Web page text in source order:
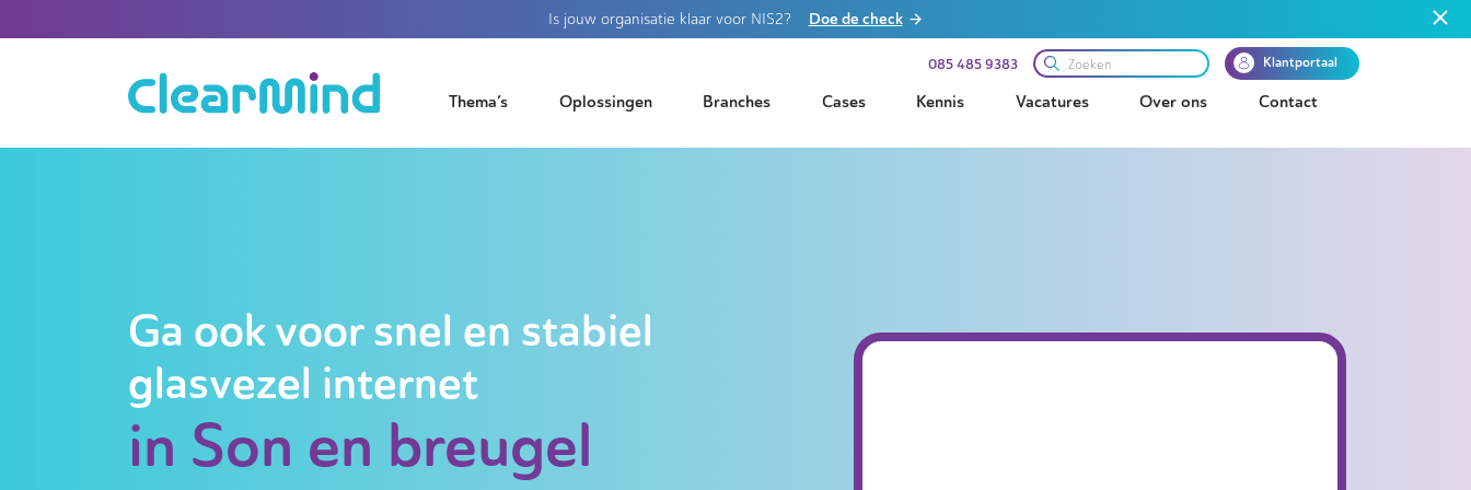
Is jouw organisatie klaar voor NIS2? Doe de check
085 485 9383 Klantportaal
Thema’s Oplossingen Branches Cases Kennis Vacatures Over ons Contact
Ga ook voor snel en stabiel
glasvezel internet
in Son en breugel